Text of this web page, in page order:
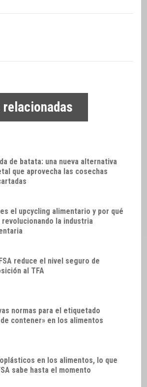
de batata: una nueva alternativa
que aprovecha las cosechas
el upcycling alimentario y por qué
la industria
reduce el nivel seguro de
al TFA
normas para el etiquetado
contener» en los alimentos
en los alimentos, lo que
sabe hasta el momento